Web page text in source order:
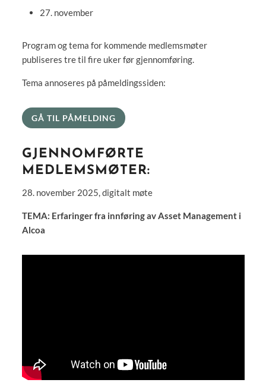
27. november
Program og tema for kommende medlemsmøter
publiseres tre til fire uker før gjennomføring.
Tema annoseres på påmeldingssiden:
GÅ TIL PÅMELDING
GJENNOMFØRTE
MEDLEMSMØTER:
28. november 2025, digitalt møte
TEMA: Erfaringer fra innføring av Asset Management i
Alcoa